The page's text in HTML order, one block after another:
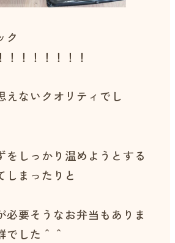
ク
！！！！！！！
えないクオリティでし
をしっかり温めようとする
しまったりと
必要そうなお弁当もありま
でした＾＾